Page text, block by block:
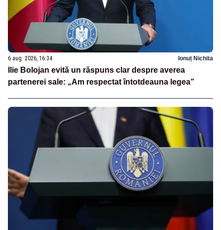
6 aug. 2026, 16:34 Ionuț Nichita
Ilie Bolojan evită un răspuns clar despre averea
partenerei sale: „Am respectat întotdeauna legea”